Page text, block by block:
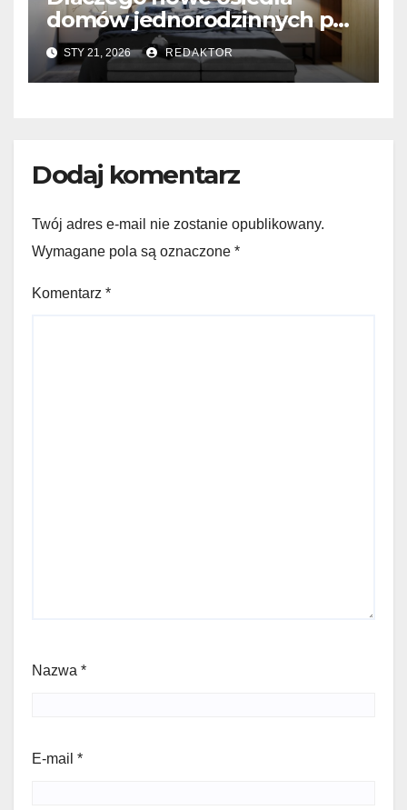
domów jednorodzinnych pod
Ostrołęką przyciągają
kupujących?
STY 21, 2026 REDAKTOR
Dodaj komentarz
Twój adres e-mail nie zostanie opublikowany.
Wymagane pola są oznaczone *
Komentarz *
Nazwa *
E-mail *